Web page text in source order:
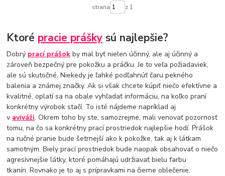
strana z 1
Ktoré pracie prášky sú najlepšie?
Dobrý prací prášok by mal byť nielen účinný, ale aj účinný a
zároveň bezpečný pre pokožku a práčku. Je to veľa požiadaviek,
ale sú skutočné. Niekedy je ľahké podľahnúť čaru pekného
balenia a známej značky. Ak si však chcete kúpiť niečo efektívne a
kvalitné, oplatí sa na obale vyhľadať informáciu, na koľko praní
konkrétny výrobok stačí. To isté nájdeme napríklad aj
v aviváži. Okrem toho by ste, samozrejme, mali venovať pozornosť
tomu, na čo sa konkrétny prací prostriedok najlepšie hodí. Prášok
na ručné pranie bude šetrnejší ako k pokožke, tak aj k látkam
samotným. Biely prací prostriedok bude naopak obsahovať o niečo
agresívnejšie látky, ktoré pomáhajú udržiavať bielu farbu
tkanín. Rovnako je to aj s prípravkami na čierne oblečenie.